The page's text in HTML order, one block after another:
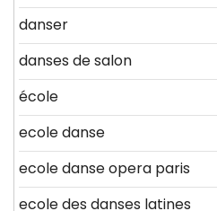
danser
danses de salon
école
ecole danse
ecole danse opera paris
ecole des danses latines